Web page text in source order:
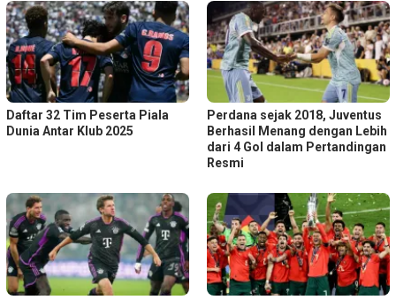
Daftar 32 Tim Peserta Piala
Dunia Antar Klub 2025
Perdana sejak 2018, Juventus
Berhasil Menang dengan Lebih
dari 4 Gol dalam Pertandingan
Resmi